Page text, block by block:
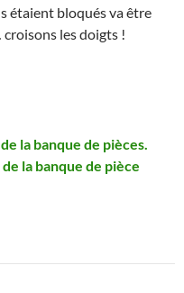
étaient bloqués va être
les doigts !
la banque de pièces.
la banque de pièce